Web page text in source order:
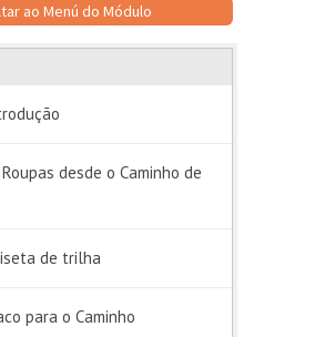
ao Menú do Módulo
desde o Caminho de
de trilha
para o Caminho